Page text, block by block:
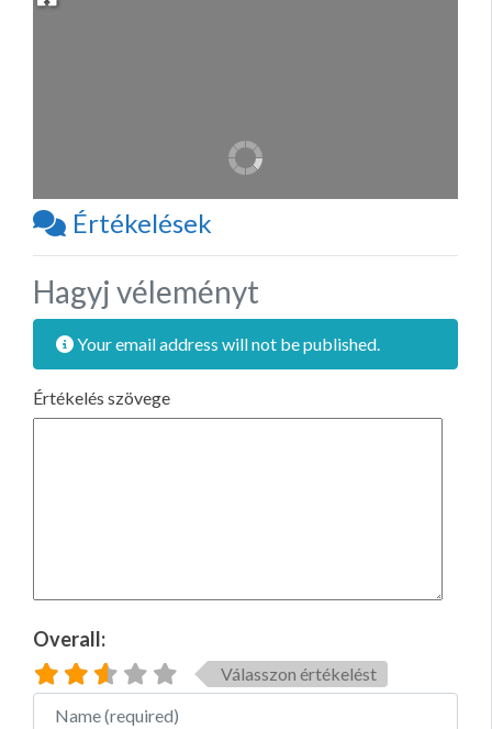
Értékelések
Hagyj véleményt
Your email address will not be published.
Értékelés szövege
Overall:
Válasszon értékelést
Name